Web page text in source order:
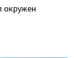
окружен